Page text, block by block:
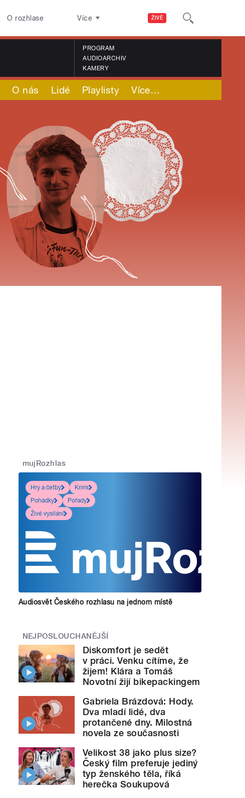
ŽIVĚ
O rozhlase Více
PROGRAM
AUDIOARCHIV
KAMERY
O nás Lidé Playlisty Více…
mujRozhlas
Hry a četby
Krimi
Pohádky
Pořady
Živé vysílání
Audiosvět Českého rozhlasu na jednom místě
NEJPOSLOUCHANĚJŠÍ
Diskomfort je sedět
v práci. Venku cítíme, že
žijem! Klára a Tomáš
Novotní žijí bikepackingem
Gabriela Brázdová: Hody.
Dva mladí lidé, dva
protančené dny. Milostná
novela ze současnosti
Velikost 38 jako plus size?
Český film preferuje jediný
typ ženského těla, říká
herečka Soukupová